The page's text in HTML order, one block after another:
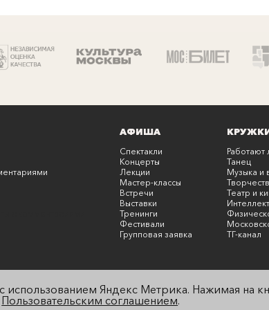
АФИША
Спектакли
Концерты
Лекции
Мастер-классы
Встречи
Выставки
Тренинги
Фестивали
Групповая заявка
Работают
Танец
Музыка и
Театр и
ТГ-канал
использованием Яндекс Метрика. Нажимая на
Пользовательским соглашением.